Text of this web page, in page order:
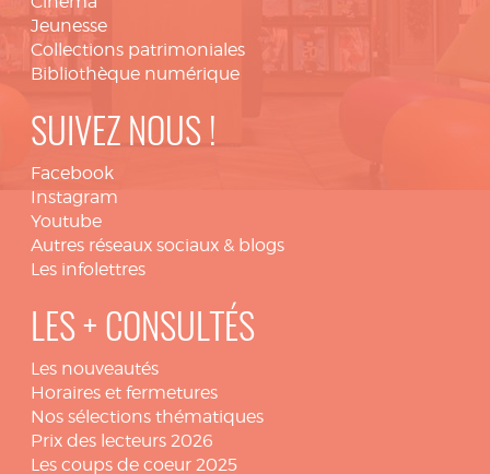
Jeunesse
Collections patrimoniales
Bibliothèque numérique
SUIVEZ NOUS !
Facebook
Instagram
Youtube
Autres réseaux sociaux & blogs
Les infolettres
LES + CONSULTÉS
Les nouveautés
Horaires et fermetures
Nos sélections thématiques
Prix des lecteurs 2026
Les coups de coeur 2025